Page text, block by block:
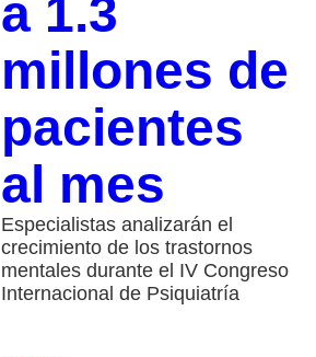
a 1.3
millones de
pacientes
al mes
Especialistas analizarán el
crecimiento de los trastornos
mentales durante el IV Congreso
Internacional de Psiquiatría